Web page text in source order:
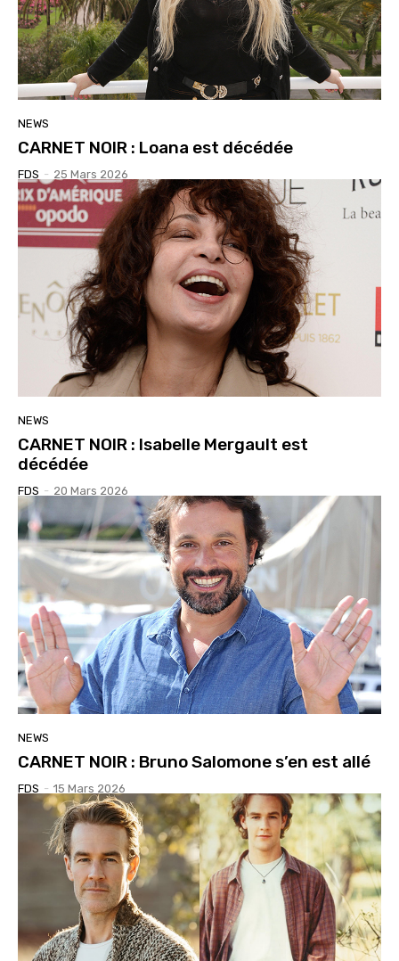
NEWS
CARNET NOIR : Loana est décédée
FDS - 25 Mars 2026
NEWS
CARNET NOIR : Isabelle Mergault est
décédée
FDS - 20 Mars 2026
NEWS
CARNET NOIR : Bruno Salomone s’en est allé
FDS - 15 Mars 2026